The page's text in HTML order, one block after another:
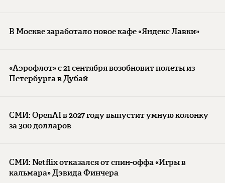
В Москве заработало новое кафе «Яндекс Лавки»
«Аэрофлот» с 21 сентября возобновит полеты из
Петербурга в Дубай
СМИ: OpenAI в 2027 году выпустит умную колонку
за 300 долларов
СМИ: Netflix отказался от спин-оффа «Игры в
кальмара» Дэвида Финчера